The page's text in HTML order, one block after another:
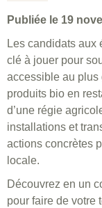
Publiée le 19
Les candidats aux
clé à jouer pour
accessible au plus
produits bio en
d’une régie
installations et
actions concrètes
locale.
Découvrez en un
pour faire de votre